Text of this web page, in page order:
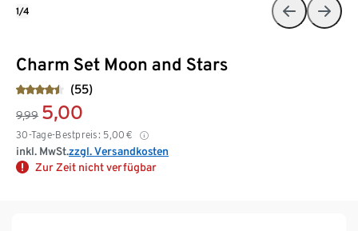
Charm Set Moon and Stars
(55)
9,99 5,00
30-Tage-Bestpreis: 5,00 €
inkl. MwSt.zzgl. Versandkosten
Zur Zeit nicht verfügbar
1/4